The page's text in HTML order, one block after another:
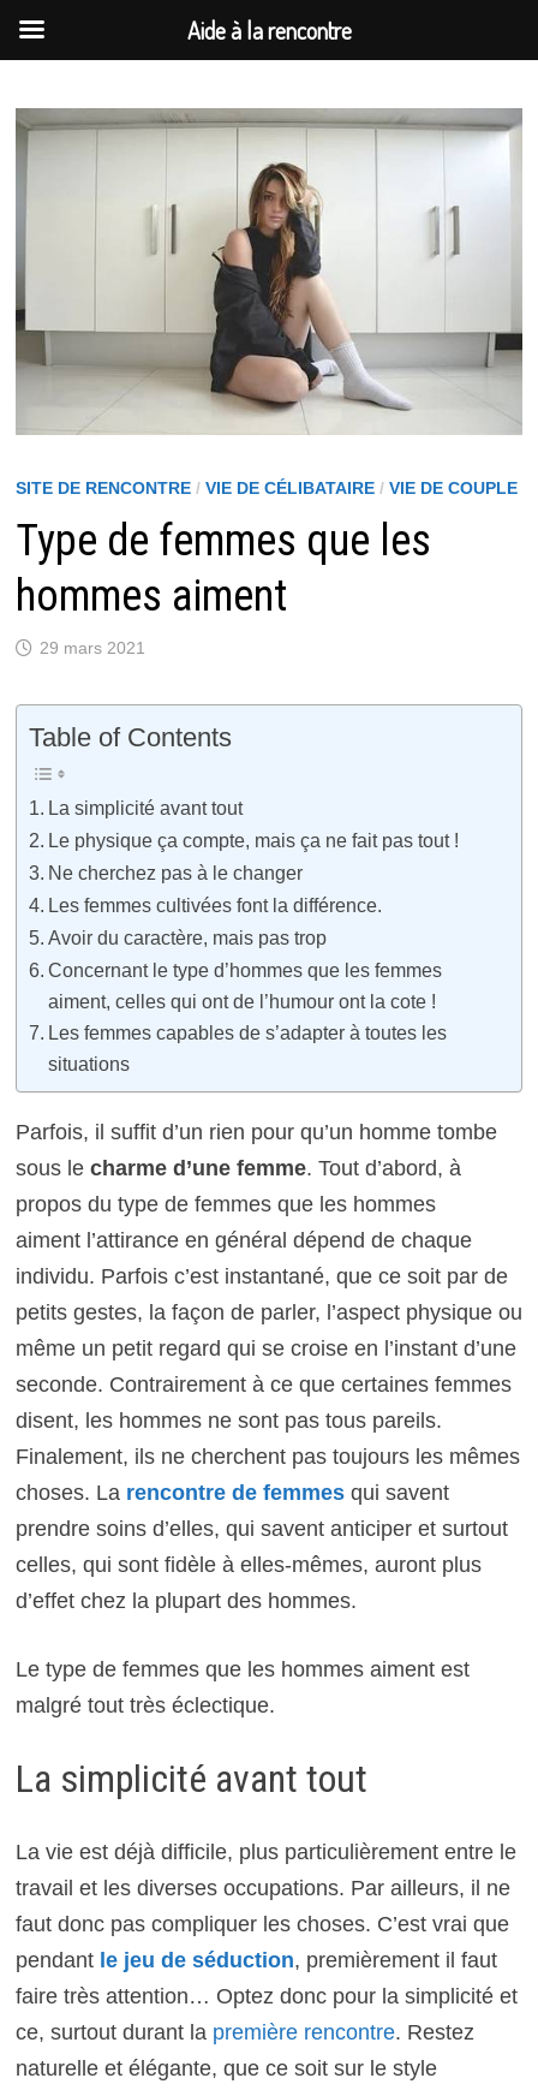
au
contenu
SITE DE RENCONTRE/ VIE DE CÉLIBATAIRE/ VIE DE COUPLE
Type de femmes que les
hommes aiment
29 mars 2021
Table of Contents
La simplicité avant tout
Le physique ça compte, mais ça ne fait pas tout !
Ne cherchez pas à le changer
Les femmes cultivées font la différence.
Avoir du caractère, mais pas trop
Concernant le type d’hommes que les femmes
aiment, celles qui ont de l’humour ont la cote !
Les femmes capables de s’adapter à toutes les
situations
Parfois, il suffit d’un rien pour qu’un homme tombe
sous le charme d’une femme. Tout d’abord, à
propos du type de femmes que les hommes
aiment l’attirance en général dépend de chaque
individu. Parfois c’est instantané, que ce soit par de
petits gestes, la façon de parler, l’aspect physique ou
même un petit regard qui se croise en l’instant d’une
seconde. Contrairement à ce que certaines femmes
disent, les hommes ne sont pas tous pareils.
Finalement, ils ne cherchent pas toujours les mêmes
choses. La rencontre de femmesqui savent
prendre soins d’elles, qui savent anticiper et surtout
celles, qui sont fidèle à elles-mêmes, auront plus
d’effet chez la plupart des hommes.
Le type de femmes que les hommes aiment est
malgré tout très éclectique.
La simplicité avant tout
La vie est déjà difficile, plus particulièrement entre le
travail et les diverses occupations. Par ailleurs, il ne
faut donc pas compliquer les choses. C’est vrai que
pendant le jeu de séduction, premièrement il faut
faire très attention… Optez donc pour la simplicité et
ce, surtout durant la première rencontre. Restez
naturelle et élégante, que ce soit sur le style
Aide à la rencontre